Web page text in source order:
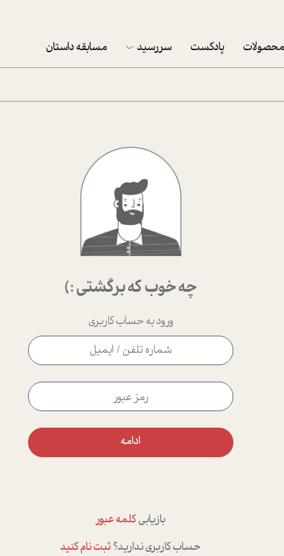
محصولات پادکست سررسید
پکيج نوروزي موفقيت
تقویم رومیزی
تقویم دیواری
مسابقه داستان
چه خوب که برگشتی :)
ورود به حساب کاربری
ادامه
بازیابیکلمه عبور
حساب کاربری ندارید؟ثبت نام کنید